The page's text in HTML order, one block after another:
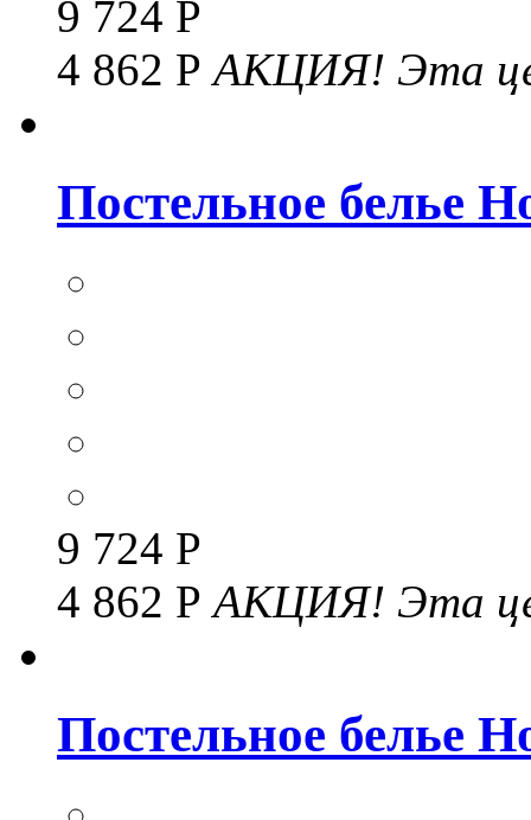
9 724 Р
4 862 РАКЦИЯ! Эта
Постельное белье
9 724 Р
4 862 РАКЦИЯ! Эта
Постельное белье